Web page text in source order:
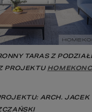
TARAS Z
PROJEKTU
ARCH. JACEK